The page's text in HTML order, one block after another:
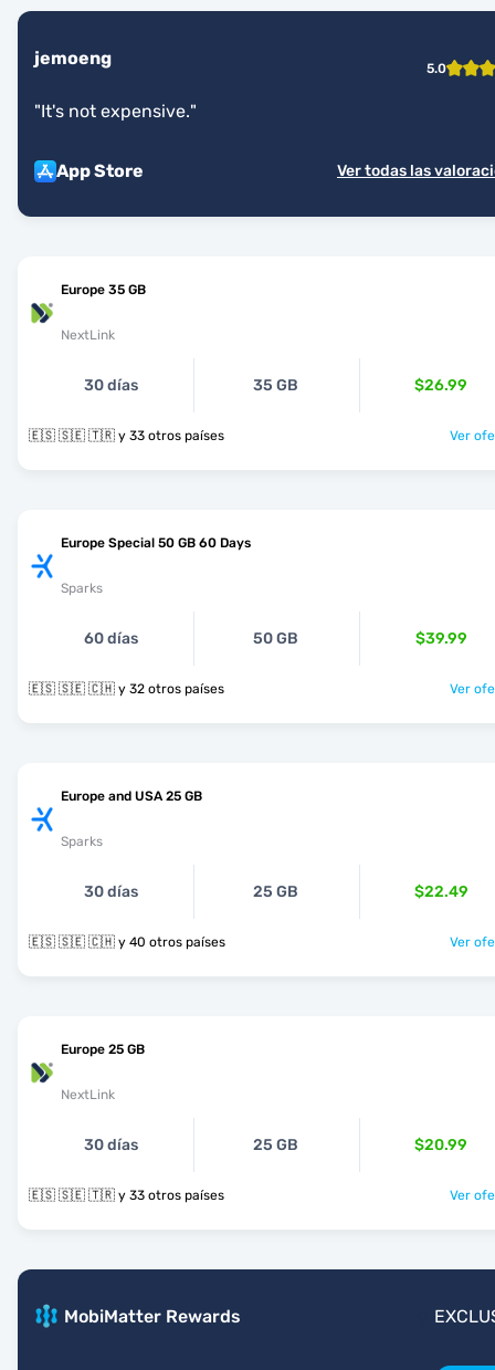
jemoeng 5.0
"It's not expensive."
App Store Ver todas las
Europe 35 GB
NextLink
30 días 35 GB $26.99
🇪🇸 🇸🇪 🇹🇷 y 33 otros países Ver
Europe Special 50 GB 60 Days
Sparks
60 días 50 GB $39.99
🇪🇸 🇸🇪 🇨🇭 y 32 otros países Ver
Europe and USA 25 GB
Sparks
30 días 25 GB $22.49
🇪🇸 🇸🇪 🇨🇭 y 40 otros países Ver
Europe 25 GB
NextLink
30 días 25 GB $20.99
🇪🇸 🇸🇪 🇹🇷 y 33 otros países Ver
MobiMatter Rewards